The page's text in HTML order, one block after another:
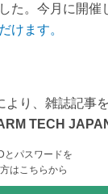
た。今月に開
けます。
より、雑誌記事
TECH
とパスワードを
はこちらから